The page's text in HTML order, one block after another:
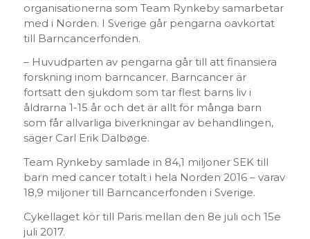
organisationerna som Team Rynkeby samarbetar
med i Norden. I Sverige går pengarna oavkortat
till Barncancerfonden.
– Huvudparten av pengarna går till att finansiera
forskning inom barncancer. Barncancer är
fortsatt den sjukdom som tar flest barns liv i
åldrarna 1-15 år och det är allt för många barn
som får allvarliga biverkningar av behandlingen,
säger Carl Erik Dalbøge.
Team Rynkeby samlade in 84,1 miljoner SEK till
barn med cancer totalt i hela Norden 2016 – varav
18,9 miljoner till Barncancerfonden i Sverige.
Cykellaget kör till Paris mellan den 8e juli och 15e
juli 2017.